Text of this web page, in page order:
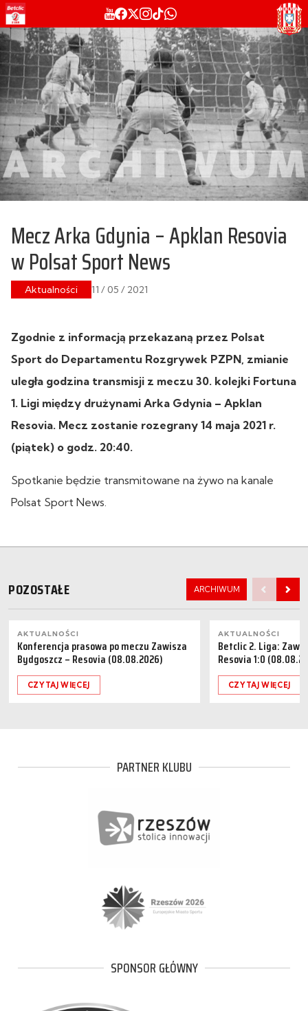
Mecz Arka Gdynia – Apklan Resovia
w Polsat Sport News
Aktualności 11 / 05 / 2021
Zgodnie z informacją przekazaną przez Polsat
Sport do Departamentu Rozgrywek PZPN, zmianie
uległa godzina transmisji z meczu 30. kolejki Fortuna
1. Ligi między drużynami Arka Gdynia – Apklan
Resovia. Mecz zostanie rozegrany 14 maja 2021 r.
(piątek) o godz. 20:40.
Spotkanie będzie transmitowane na żywo na kanale
Polsat Sport News.
POZOSTAŁE ARCHIWUM
AKTUALNOŚCI
Konferencja prasowa po meczu Zawisza
Bydgoszcz – Resovia (08.08.2026)
CZYTAJ WIĘCEJ
AKTUALNOŚCI
Betclic 2. Liga:
Resovia 1:0
CZYTAJ WIĘCEJ
PARTNER KLUBU
SPONSOR GŁÓWNY